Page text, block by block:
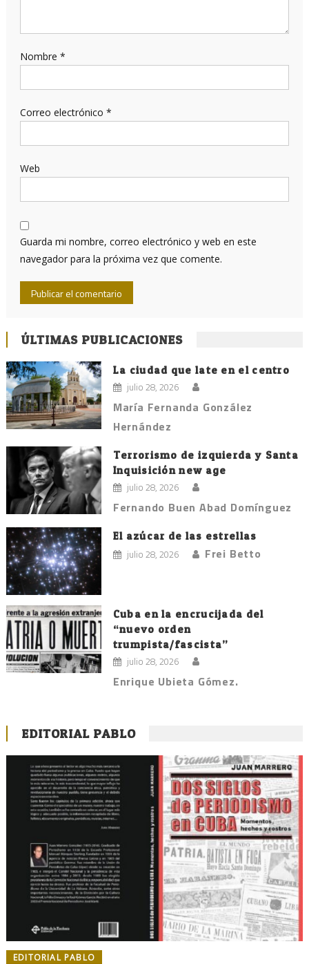
Nombre *
Correo electrónico *
Web
Guarda mi nombre, correo electrónico y web en este
navegador para la próxima vez que comente.
ÚLTIMAS PUBLICACIONES
La ciudad que late en el centro
julio 28, 2026
María Fernanda González
Hernández
Terrorismo de izquierda y Santa
Inquisición new age
julio 28, 2026
Fernando Buen Abad Domínguez
El azúcar de las estrellas
julio 28, 2026 Frei Betto
Cuba en la encrucijada del
“nuevo orden
trumpista/fascista”
julio 28, 2026
Enrique Ubieta Gómez.
EDITORIAL PABLO
EDITORIAL PABLO